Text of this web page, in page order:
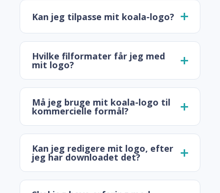
Kan jeg tilpasse mit koala-logo?
Hvilke filformater får jeg med
mit logo?
Må jeg bruge mit koala-logo til
kommercielle formål?
Kan jeg redigere mit logo, efter
jeg har downloadet det?